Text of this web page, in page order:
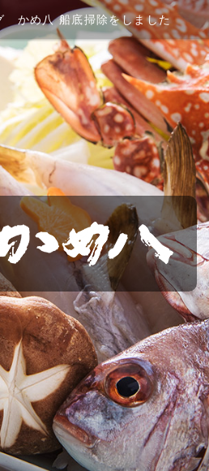
かめ八 船底掃除をしました